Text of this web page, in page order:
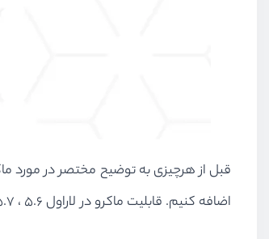
اضافه کنیم. قابلیت ماکرو در لاراول 5.6 ، 5.7 و 5.8 قابل استفاده‌است .